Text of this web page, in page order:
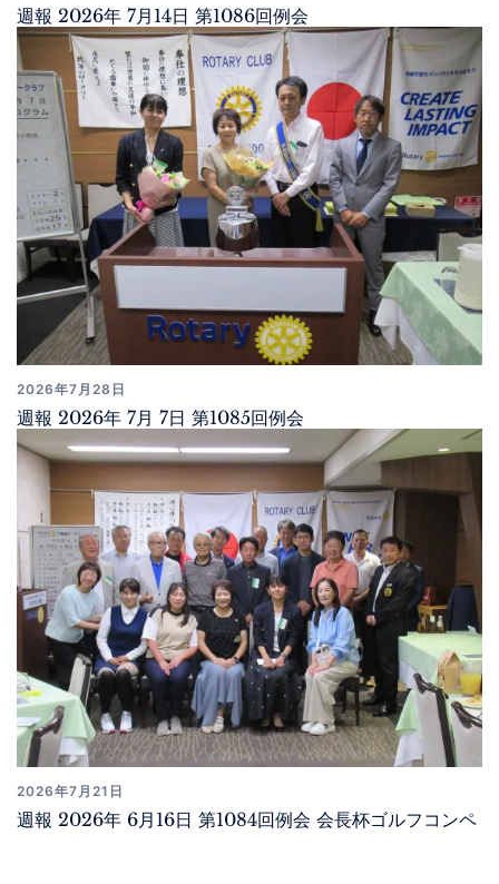
週報 2026年 7月14日 第1086回例会
2026年7月28日
週報 2026年 7月 7日 第1085回例会
2026年7月21日
週報 2026年 6月16日 第1084回例会 会長杯ゴルフコンペ